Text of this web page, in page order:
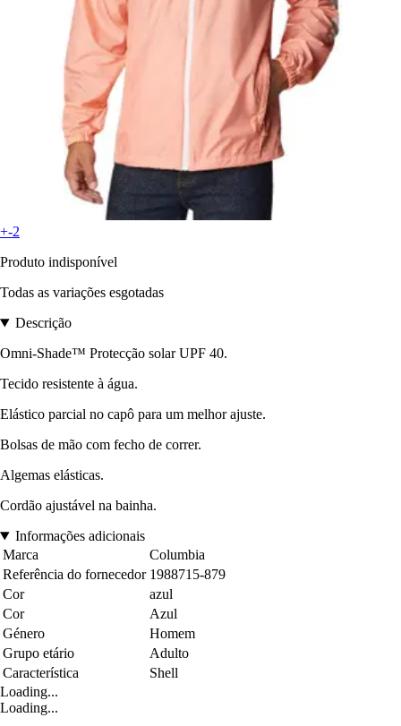
+-2
Produto indisponível
Todas as variações esgotadas
Descrição
Omni-Shade™ Protecção solar UPF 40.
Tecido resistente à água.
Elástico parcial no capô para um melhor ajuste.
Bolsas de mão com fecho de correr.
Algemas elásticas.
Cordão ajustável na bainha.
Informações adicionais
Marca
Columbia
Referência do fornecedor 1988715-879
Cor
azul
Cor
Azul
Género
Homem
Grupo etário
Adulto
Característica
Shell
Loading...
Loading...